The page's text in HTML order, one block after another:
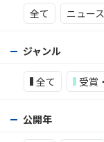
全て ニュー
ジャンル
全て 受賞
公開年